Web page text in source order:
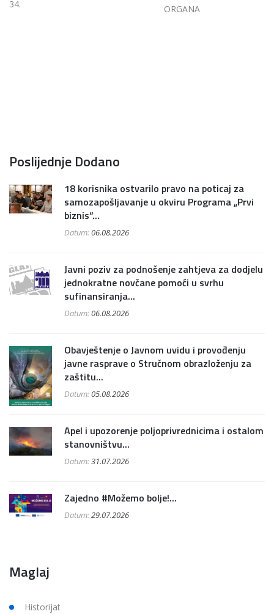
34. ORGANA
Poslijednje Dodano
18 korisnika ostvarilo pravo na poticaj za
samozapošljavanje u okviru Programa „Prvi
biznis“...
Datum:06.08.2026
Javni poziv za podnošenje zahtjeva za dodjelu
jednokratne novčane pomoći u svrhu
sufinansiranja...
Datum:06.08.2026
Obavještenje o Javnom uvidu i provođenju
javne rasprave o Stručnom obrazloženju za
zaštitu...
Datum:05.08.2026
Apel i upozorenje poljoprivrednicima i ostalom
stanovništvu...
Datum:31.07.2026
Zajedno #Možemo bolje!...
Datum:29.07.2026
Maglaj
Historijat